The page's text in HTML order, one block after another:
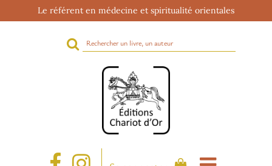
Le référent en médecine et spiritualité orientales
Rechercher
sur
site